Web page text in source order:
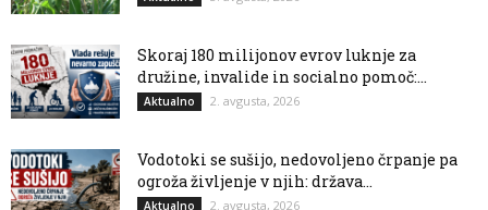
Skoraj 180 milijonov evrov luknje za
družine, invalide in socialno pomoč:...
Aktualno 2. avgusta, 2026
Vodotoki se sušijo, nedovoljeno črpanje pa
ogroža življenje v njih: država...
Aktualno 2. avgusta, 2026